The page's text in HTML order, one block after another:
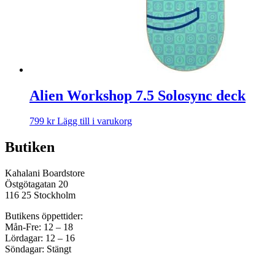
Alien Workshop 7.5 Solosync deck
799 kr Lägg till i varukorg
Butiken
Kahalani Boardstore
Östgötagatan 20
116 25 Stockholm
Butikens öppettider:
Mån-Fre: 12 – 18
Lördagar: 12 – 16
Söndagar: Stängt